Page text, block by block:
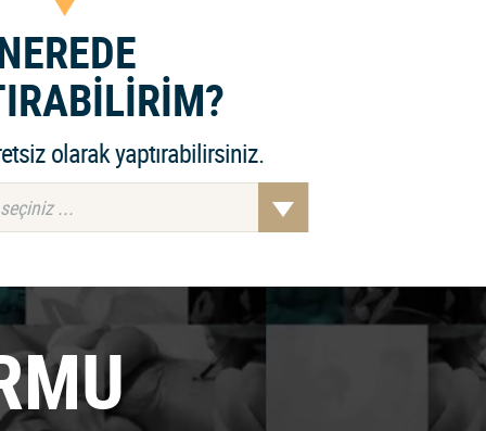
olarak yaptırabilirsiniz.
...